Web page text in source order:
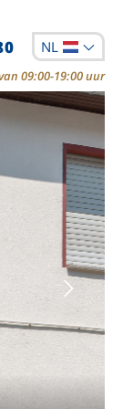
NL
09:00-19:00 uur